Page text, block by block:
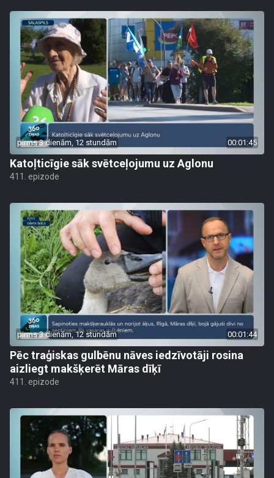
pirms 3 dienām, 12 stundām 00:01:45
Katoļticīgie sāk svētceļojumu uz Aglonu
411. epizode
pirms 3 dienām, 12 stundām 00:01:44
Pēc traģiskas gulbēnu nāves iedzīvotāji rosina
aizliegt makšķerēt Māras dīķī
411. epizode